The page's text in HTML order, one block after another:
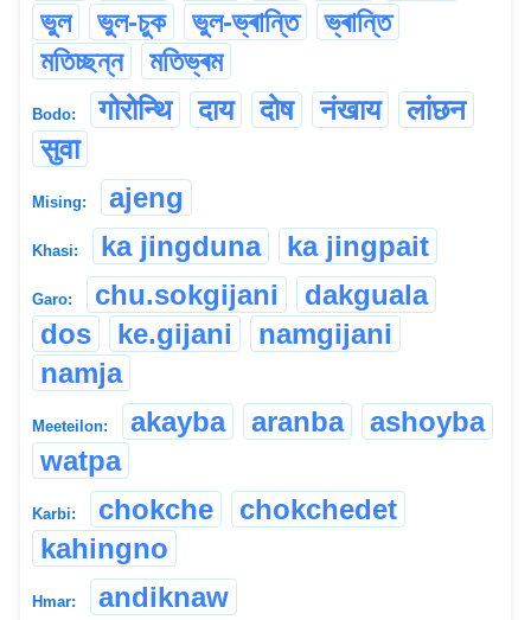
ভুল
ভুল-চুক ভুল-ভ্ৰান্তি
ভ্ৰান্তি
মতিচ্ছন্ন
মতিভ্ৰম
Bodo: गोरोन्थि दाय दोष नंखाय
लांछन
सुवा
Mising: ajeng
Khasi: ka jingduna ka jingpait
Garo: chu.sokgijani
dakguala
dos
ke.gijani
namgijani
namja
Meeteilon: akayba aranba
ashoyba
watpa
Karbi: chokche
chokchedet
kahingno
Hmar: andiknaw